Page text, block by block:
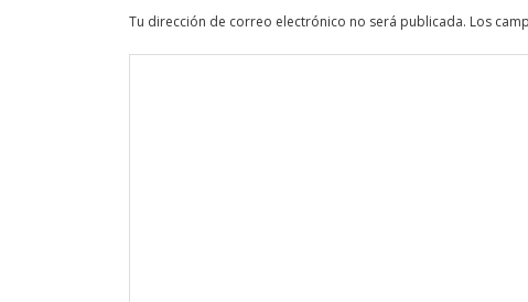
Tu dirección de correo electrónico no será publicada. Los